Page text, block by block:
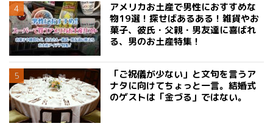
アメリカお土産で男性におすすめな
物19選！探せばあるある！雑貨やお
菓子、彼氏・父親・男友達に喜ばれ
る、男のお土産特集！
「ご祝儀が少ない」と文句を言うア
ナタに向けてちょっと一言。結婚式
のゲストは「金づる」ではない。